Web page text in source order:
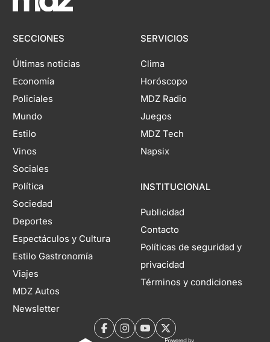
SECCIONES
Últimas noticias
Economía
Policiales
Mundo
Estilo
Vinos
Sociales
Política
Sociedad
Deportes
Espectáculos y Cultura
Estilo Gastronomía
Viajes
MDZ Autos
Newsletter
SERVICIOS
Clima
Horóscopo
MDZ Radio
Juegos
MDZ Tech
Napsix
INSTITUCIONAL
Publicidad
Contacto
Políticas de seguridad y
privacidad
Términos y condiciones